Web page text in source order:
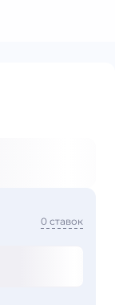
0 ставок